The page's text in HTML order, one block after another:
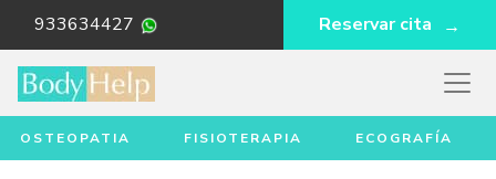
933634427 Reservar cita
OSTEOPATIA FISIOTERAPIA ECOGRAFÍA